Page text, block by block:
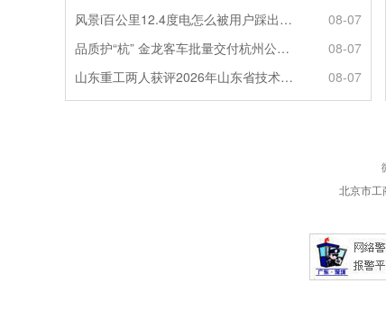
风景i百公里12.4度电怎么被用户踩出来的？
08-07
品质护“杭” 金龙客车批量交付杭州公交集团72辆
08-07
山东重工两人获评2026年山东省技术技能大师
08-07
北京市